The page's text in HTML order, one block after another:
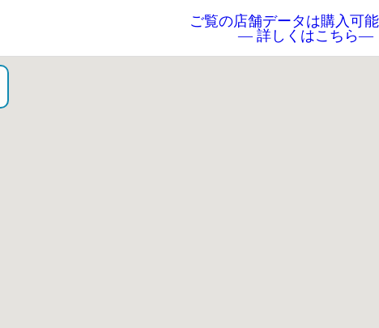
ご覧の店舗データは購入可能
― 詳しくはこちら―